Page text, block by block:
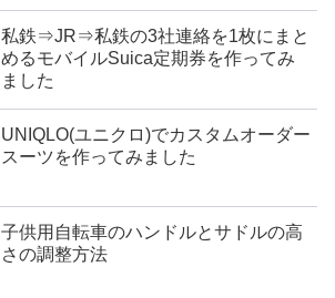
私鉄⇒JR⇒私鉄の3社連絡を1枚にまと
めるモバイルSuica定期券を作ってみ
ました
UNIQLO(ユニクロ)でカスタムオーダー
スーツを作ってみました
子供用自転車のハンドルとサドルの高
さの調整方法